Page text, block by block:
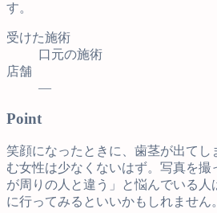
す。
受けた施術
口元の施術
店舗
―
Point
笑顔になったときに、歯茎が出てし
む女性は少なくないはず。写真を
が周りの人と違う」と悩んでいる
に行ってみるといいかもしれません。